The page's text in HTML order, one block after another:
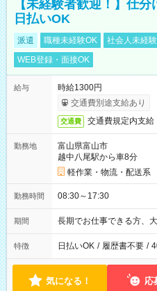
【未経験者歓迎！】仕
日払いOK
派遣 職種未経験OK 社会人未経
WEB登録・面接OK
給与
時給1300円
交通費別途支給あり
交通費 交通費規定内支給
勤務地
富山県富山市
越中八尾駅から車8分
軽作業・物流・配送系
勤務時間 08:30～17:30
期間 長期でお仕事できる方、大
特徴 日払いOK / 履歴書不要 /
気になる！ 応